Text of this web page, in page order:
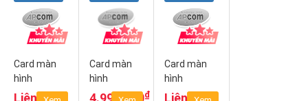
Card màn
hình
Gigabyte
Liên hệ
Card màn
hình
Gigabyte
4.990.000₫
Card màn
hình
Gigabyte
Liên hệ